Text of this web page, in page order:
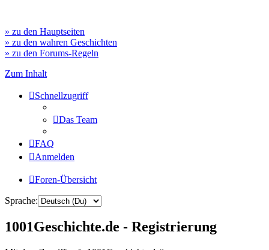
» zu den Hauptseiten
» zu den wahren Geschichten
» zu den Forums-Regeln
Zum Inhalt
Schnellzugriff
Das Team
FAQ
Anmelden
Foren-Übersicht
Sprache:
1001Geschichte.de - Registrierung